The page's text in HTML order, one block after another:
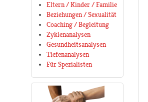
Eltern / Kinder / Familie
Beziehungen / Sexualität
Coaching / Begleitung
Zyklenanalysen
Gesundheitsanalysen
Tiefenanalysen
Für Spezialisten